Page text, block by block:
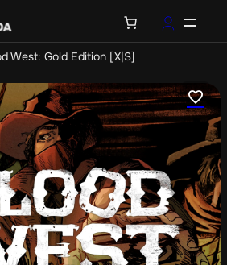
West: Gold Edition [X|S]